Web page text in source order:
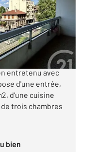
107m2 au 3e
entretenu avec
d'une entrée,
d'une cuisine
de trois chambres
bien